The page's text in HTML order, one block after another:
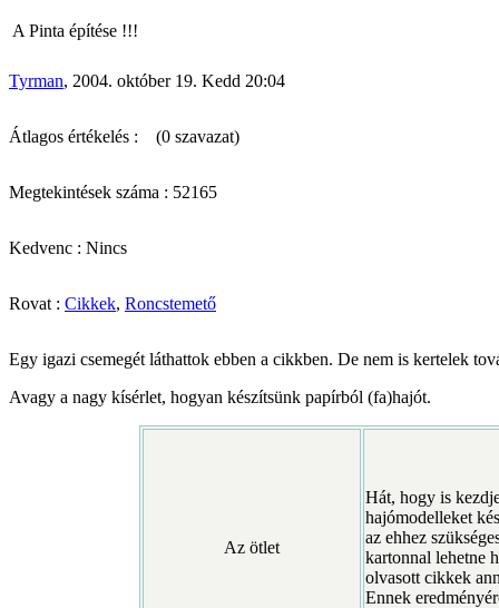
A Pinta építése !!!
Tyrman, 2004. október 19. Kedd 20:04
Átlagos értékelés : (0 szavazat)
Megtekintések száma : 52165
Kedvenc : Nincs
Rovat : Cikkek, Roncstemető
Egy igazi csemegét láthattok ebben a cikkben. De nem is kertelek
Avagy a nagy kísérlet, hogyan készítsünk papírból (fa)hajót.
Az ötlet
Hát, hogy is
hajómodelleket
az ehhez
kartonnal lehetne
olvasott cikkek
Ennek